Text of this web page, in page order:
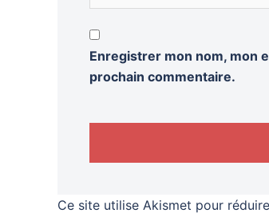
Enregistrer mon nom, mon
prochain commentaire.
Ce site utilise Akismet pour